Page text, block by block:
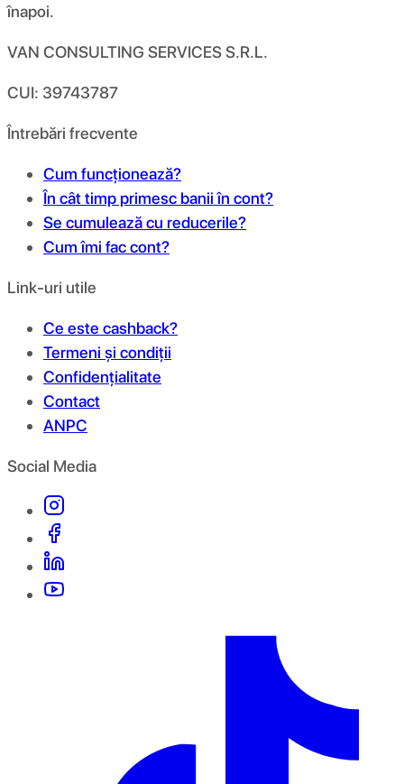
înapoi.
VAN CONSULTING SERVICES S.R.L.
CUI: 39743787
Întrebări frecvente
Cum funcționează?
În cât timp primesc banii în cont?
Se cumulează cu reducerile?
Cum îmi fac cont?
Link-uri utile
Ce este cashback?
Termeni și condiții
Confidențialitate
Contact
ANPC
Social Media